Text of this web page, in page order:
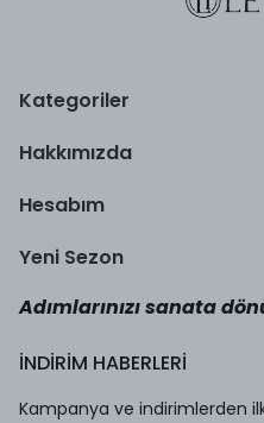
Kategoriler
Hakkımızda
Hesabım
Yeni Sezon
Adımlarınızı sanata
İNDİRİM HABERLERİ
Kampanya ve indirimlerden